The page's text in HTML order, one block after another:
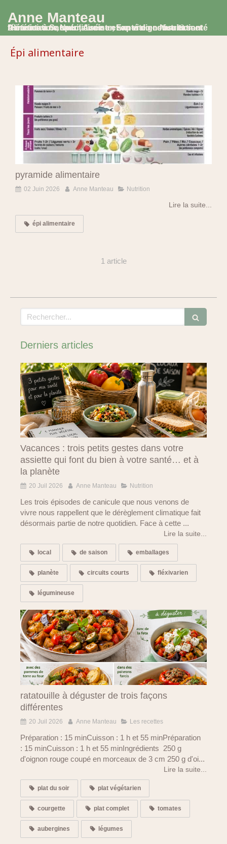
Anne Manteau
Diététicienne Nutritionniste, Experte en Nutrition et Alimentation, spécialisée en santé digestive et santé féminine à Saumur, Avoine et en visio consultation
Épi alimentaire
pyramide alimentaire
02 Juin 2026 Anne Manteau Nutrition
Lire la suite...
épi alimentaire
1 article
Rechercher
Derniers articles
Vacances : trois petits gestes dans votre
assiette qui font du bien à votre santé… et à
la planète
20 Juil 2026 Anne Manteau Nutrition
Les trois épisodes de canicule que nous venons de
vivre nous rappellent que le dérèglement climatique fait
désormais partie de notre quotidien. Face à cette ...
Lire la suite...
local de saison emballages
planète circuits courts fléxivarien
légumineuse
ratatouille à déguster de trois façons
différentes
20 Juil 2026 Anne Manteau Les recettes
Préparation : 15 minCuisson : 1 h et 55 minPréparation
: 15 minCuisson : 1 h et 55 minIngrédients 250 g
d'oignon rouge coupé en morceaux de 3 cm 250 g d'oi...
Lire la suite...
plat du soir plat végétarien
courgette plat complet tomates
aubergines légumes